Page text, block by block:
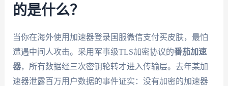
的是什么？
当你在海外使用加速器登录国服微信支付买皮肤，最怕
遭遇中间人攻击。采用军事级TLS加密协议的番茄加速
器，所有数据经三次密钥轮转才进入传输层。去年某加
速器泄露百万用户数据的事件证实：没有加密的加速器